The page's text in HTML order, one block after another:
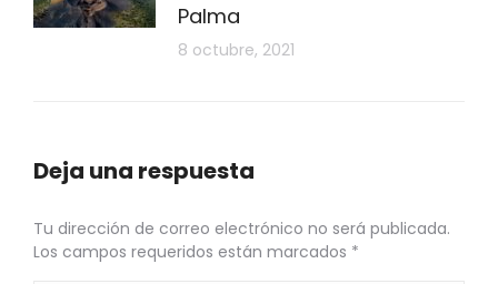
Palma
8 octubre, 2021
Deja una respuesta
Tu dirección de correo electrónico no será publicada.
Los campos requeridos están marcados *